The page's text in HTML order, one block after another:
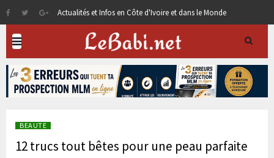
Actualités et Infos en Côte d'Ivoire et dans le Monde
BEAUTE
12 trucs tout bêtes pour une peau parfaite